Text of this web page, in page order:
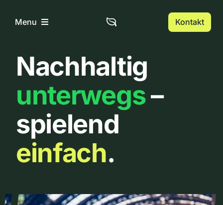
InhaltMenu
Home
Über uns
Urbanlist
Kontakt
Nachhaltig
unterwegs–
spielend
einfach.